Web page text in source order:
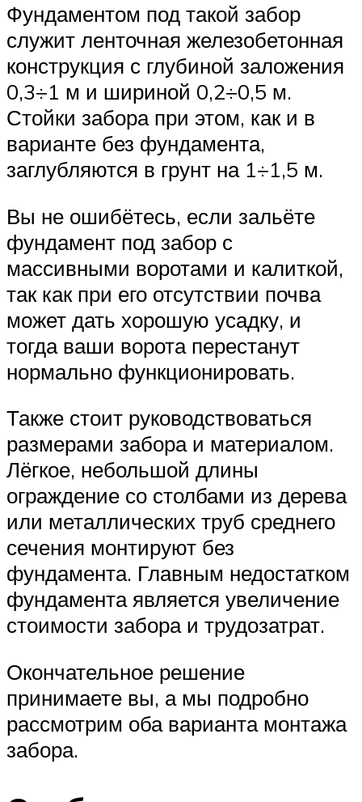
Фундаментом под такой забор
служит ленточная железобетонная
конструкция с глубиной заложения
0,3÷1 м и шириной 0,2÷0,5 м.
Стойки забора при этом, как и в
варианте без фундамента,
заглубляются в грунт на 1÷1,5 м.
Вы не ошибётесь, если зальёте
фундамент под забор с
массивными воротами и калиткой,
так как при его отсутствии почва
может дать хорошую усадку, и
тогда ваши ворота перестанут
нормально функционировать.
Также стоит руководствоваться
размерами забора и материалом.
Лёгкое, небольшой длины
ограждение со столбами из дерева
или металлических труб среднего
сечения монтируют без
фундамента. Главным недостатком
фундамента является увеличение
стоимости забора и трудозатрат.
Окончательное решение
принимаете вы, а мы подробно
рассмотрим оба варианта монтажа
забора.